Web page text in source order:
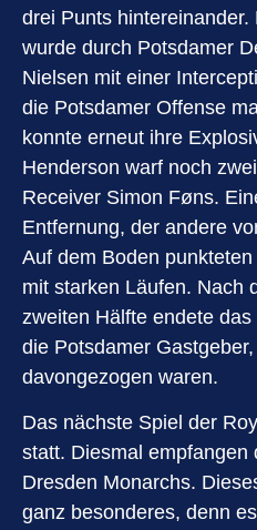
drei Punts
wurde durch Potsdamer
Nielsen mit einer
die Potsdamer Offense
konnte erneut ihre
Henderson warf noch
Receiver Simon Føns.
Entfernung, der andere
Auf dem Boden
mit starken Läufen. Nach
zweiten Hälfte endete
die Potsdamer
davongezogen waren.
Das nächste Spiel der
statt. Diesmal empfangen
Dresden Monarchs.
ganz besonderes, denn